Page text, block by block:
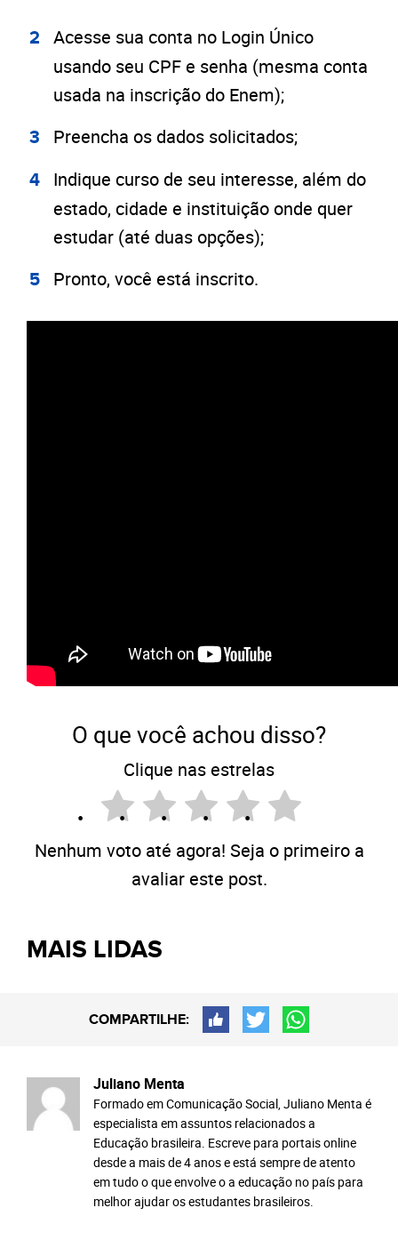
Acesse sua conta no Login Único
usando seu CPF e senha (mesma conta
usada na inscrição do Enem);
Preencha os dados solicitados;
Indique curso de seu interesse, além do
estado, cidade e instituição onde quer
estudar (até duas opções);
Pronto, você está inscrito.
O que você achou disso?
Clique nas estrelas
Nenhum voto até agora! Seja o primeiro a
avaliar este post.
MAIS LIDAS
COMPARTILHE:
Juliano Menta
Formado em Comunicação Social, Juliano Menta é
especialista em assuntos relacionados a
Educação brasileira. Escreve para portais online
desde a mais de 4 anos e está sempre de atento
em tudo o que envolve o a educação no país para
melhor ajudar os estudantes brasileiros.